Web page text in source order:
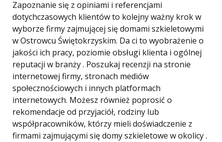
Zapoznanie się z opiniami i referencjami
dotychczasowych klientów to kolejny ważny krok w
wyborze firmy zajmującej się domami szkieletowymi
w Ostrowcu Świętokrzyskim. Da ci to wyobrażenie o
jakości ich pracy, poziomie obsługi klienta i ogólnej
reputacji w branży . Poszukaj recenzji na stronie
internetowej firmy, stronach mediów
społecznościowych i innych platformach
internetowych. Możesz również poprosić o
rekomendacje od przyjaciół, rodziny lub
współpracowników, którzy mieli doświadczenie z
firmami zajmującymi się domy szkieletowe w okolicy .